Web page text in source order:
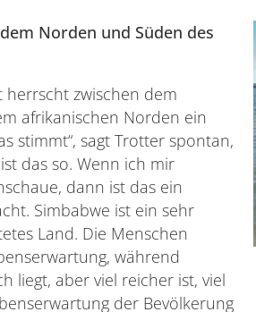
Norden und Süden des
herrscht zwischen dem
afrikanischen Norden ein
stimmt“, sagt Trotter spontan,
das so. Wenn ich mir
dann ist das ein
Simbabwe ist ein sehr
Land. Die Menschen
während
liegt, aber viel reicher ist, viel
der Bevölkerung